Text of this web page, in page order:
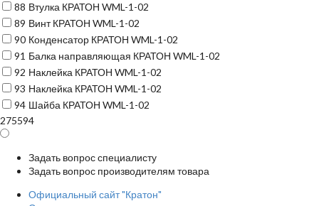
88 Втулка КРАТОН WML-1-02
89 Винт КРАТОН WML-1-02
90 Конденсатор КРАТОН WML-1-02
91 Балка направляющая КРАТОН WML-1-02
92 Наклейка КРАТОН WML-1-02
93 Наклейка КРАТОН WML-1-02
94 Шайба КРАТОН WML-1-02
275594
Задать вопрос специалисту
Задать вопрос производителям товара
Официальный сайт "Кратон"